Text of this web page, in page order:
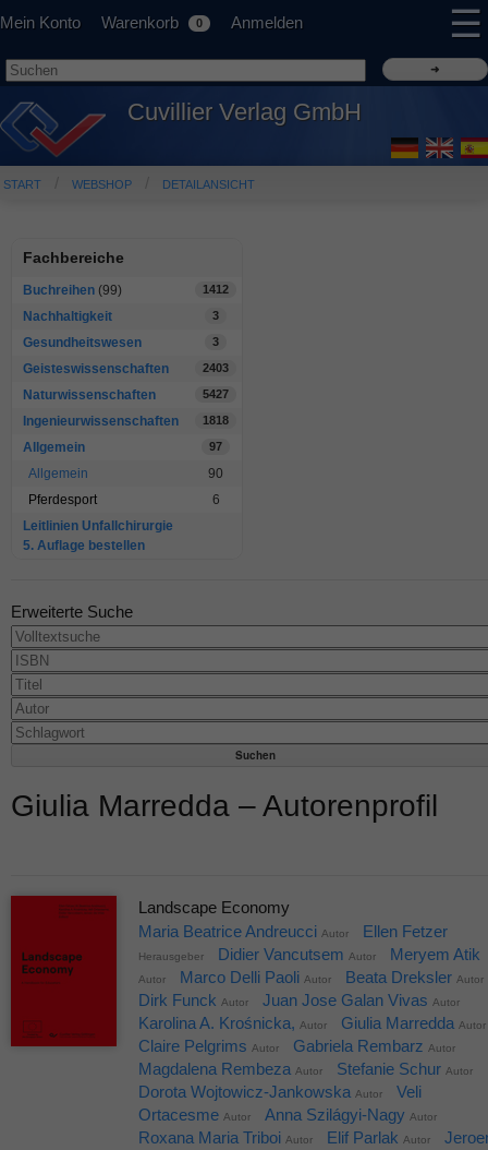
Mein Konto Warenkorb 0 Anmelden ☰
Cuvillier Verlag GmbH
START WEBSHOP DETAILANSICHT
Fachbereiche
Buchreihen (99) 1412
Nachhaltigkeit 3
Gesundheitswesen 3
Geisteswissenschaften 2403
Naturwissenschaften 5427
Ingenieurwissenschaften 1818
Allgemein 97
Allgemein
90
Pferdesport
6
Leitlinien Unfallchirurgie
5. Auflage bestellen
Erweiterte Suche
Giulia Marredda – Autorenprofil
Landscape Economy
Maria Beatrice Andreucci Autor Ellen Fetzer
Herausgeber Didier Vancutsem Autor Meryem Atik
Autor Marco Delli Paoli Autor Beata Dreksler Autor
Dirk Funck Autor Juan Jose Galan Vivas Autor
Karolina A. Krośnicka, Autor Giulia Marredda Autor
Claire Pelgrims Autor Gabriela Rembarz Autor
Magdalena Rembeza Autor Stefanie Schur Autor
Dorota Wojtowicz-Jankowska Autor
Veli
Ortacesme Autor Anna Szilágyi-Nagy Autor
Roxana Maria Triboi Autor Elif Parlak Autor